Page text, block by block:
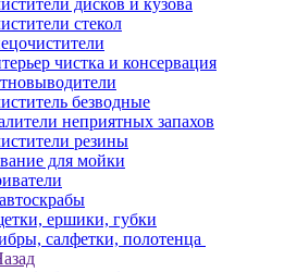
дисков и кузова
стекол
чистка и консервация
безводные
неприятных запахов
резины
для мойки
ершики, губки
салфетки, полотенца